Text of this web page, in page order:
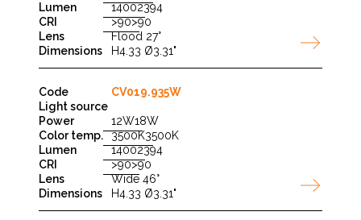
14002394
>90>90
Flood 27°
H4.33 Ø3.31"
CV019.935W
12W18W
3500K3500K
14002394
>90>90
Wide 46°
H4.33 Ø3.31"